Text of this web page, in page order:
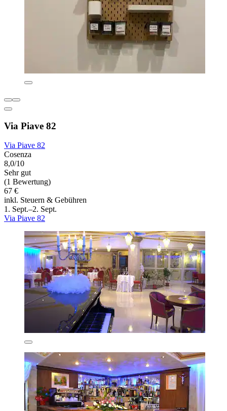
Via Piave 82
Via Piave 82
Cosenza
8,0/10
Sehr gut
(1 Bewertung)
67 €
inkl. Steuern & Gebühren
1. Sept.–2. Sept.
Via Piave 82